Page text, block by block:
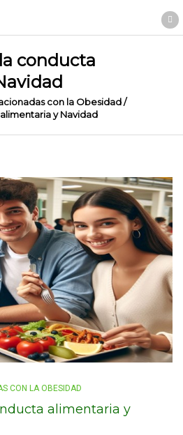
conducta
con la Obesidad/
y Navidad
CON LA OBESIDAD
alimentaria y